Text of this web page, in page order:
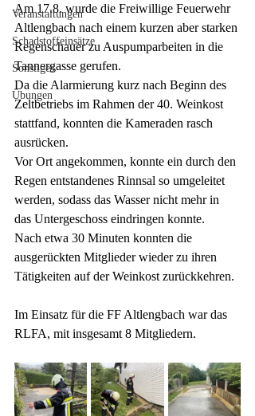
Veranstaltungen
Schadstoffeinsätze
Sonstiges
Übungen
Am 17.8. wurde die Freiwillige Feuerwehr
Altlengbach nach einem kurzen aber starken
Regenschauer zu Auspumparbeiten in die
Tannergasse gerufen.
Da die Alarmierung kurz nach Beginn des
Zeltbetriebs im Rahmen der 40. Weinkost
stattfand, konnten die Kameraden rasch
ausrücken.
Vor Ort angekommen, konnte ein durch den
Regen entstandenes Rinnsal so umgeleitet
werden, sodass das Wasser nicht mehr in
das Untergeschoss eindringen konnte.
Nach etwa 30 Minuten konnten die
ausgerückten Mitglieder wieder zu ihren
Tätigkeiten auf der Weinkost zurückkehren.
Im Einsatz für die FF Altlengbach war das
RLFA, mit insgesamt 8 Mitgliedern.